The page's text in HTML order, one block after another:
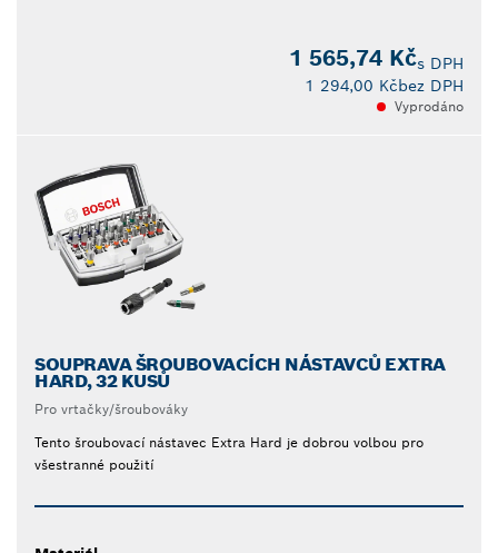
1 565,74 Kčs DPH
1 294,00 Kčbez DPH
Vyprodáno
SOUPRAVA ŠROUBOVACÍCH NÁSTAVCŮ EXTRA
HARD, 32 KUSŮ
Pro vrtačky/šroubováky
Tento šroubovací nástavec Extra Hard je dobrou volbou pro
všestranné použití